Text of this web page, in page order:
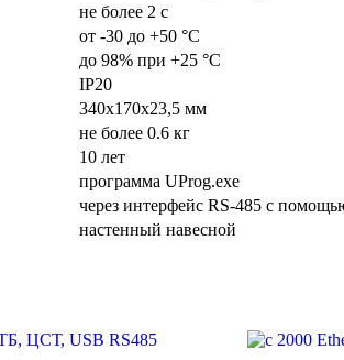
не более 2 с
от -30 до +50 °C
до 98% при +25 °C
IР20
340х170х23,5 мм
не более 0.6 кг
10 лет
программа UProg.exe
через интерфейс RS-485 с
настенный навесной